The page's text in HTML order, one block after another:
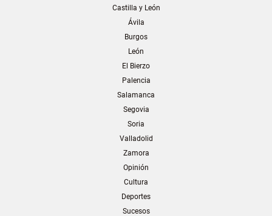
Castilla y León
Ávila
Burgos
León
El Bierzo
Palencia
Salamanca
Segovia
Soria
Valladolid
Zamora
Opinión
Cultura
Deportes
Sucesos